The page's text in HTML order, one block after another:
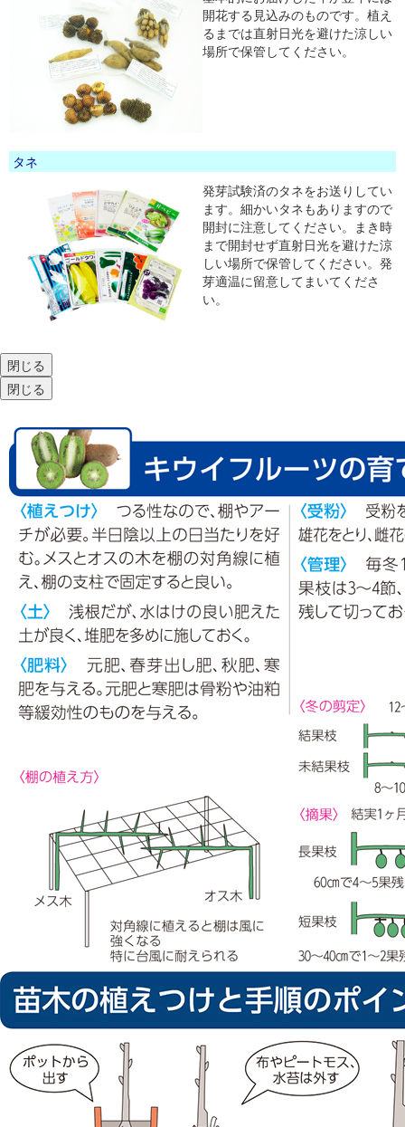
開花する見込みのものです。植え
るまでは直射日光を避けた涼しい
場所で保管してください。
タネ
発芽試験済のタネをお送りしてい
ます。細かいタネもありますので
開封に注意してください。まき時
まで開封せず直射日光を避けた涼
しい場所で保管してください。発
芽適温に留意してまいてくださ
い。
閉じる
閉じる